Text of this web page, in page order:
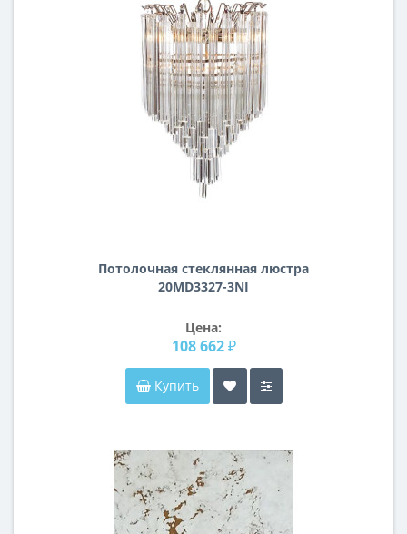
Потолочная стеклянная люстра
20MD3327-3NI
Цена:
108 662 ₽
Купить